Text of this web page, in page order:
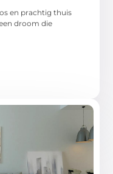
en prachtig thuis
droom die